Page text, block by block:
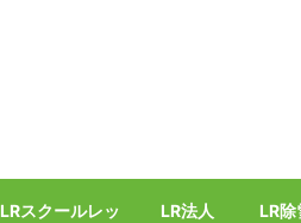
LRスクールレッ
LR法人
LR除